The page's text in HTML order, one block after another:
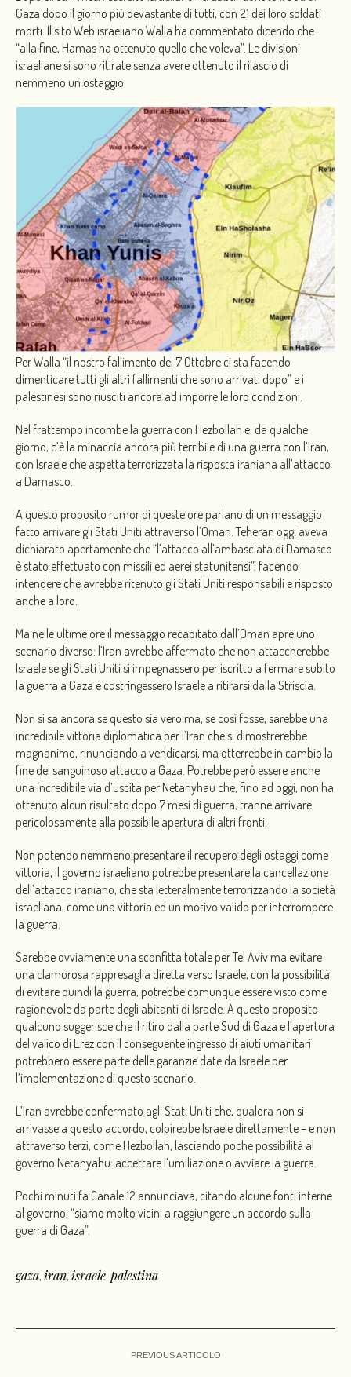
Gaza dopo il giorno più devastante di tutti, con 21 dei loro soldati
morti. Il sito Web israeliano Walla ha commentato dicendo che
“alla fine, Hamas ha ottenuto quello che voleva”. Le divisioni
israeliane si sono ritirate senza avere ottenuto il rilascio di
nemmeno un ostaggio.
Per Walla “il nostro fallimento del 7 Ottobre ci sta facendo
dimenticare tutti gli altri fallimenti che sono arrivati dopo” e i
palestinesi sono riusciti ancora ad imporre le loro condizioni.
Nel frattempo incombe la guerra con Hezbollah e, da qualche
giorno, c’è la minaccia ancora più terribile di una guerra con l’Iran,
con Israele che aspetta terrorizzata la risposta iraniana all’attacco
a Damasco.
A questo proposito rumor di queste ore parlano di un messaggio
fatto arrivare gli Stati Uniti attraverso l’Oman. Teheran oggi aveva
dichiarato apertamente che “l’attacco all’ambasciata di Damasco
è stato effettuato con missili ed aerei statunitensi”, facendo
intendere che avrebbe ritenuto gli Stati Uniti responsabili e risposto
anche a loro.
Ma nelle ultime ore il messaggio recapitato dall’Oman apre uno
scenario diverso: l’Iran avrebbe affermato che non attaccherebbe
Israele se gli Stati Uniti si impegnassero per iscritto a fermare subito
la guerra a Gaza e costringessero Israele a ritirarsi dalla Striscia.
Non si sa ancora se questo sia vero ma, se così fosse, sarebbe una
incredibile vittoria diplomatica per l’Iran che si dimostrerebbe
magnanimo, rinunciando a vendicarsi, ma otterrebbe in cambio la
fine del sanguinoso attacco a Gaza. Potrebbe però essere anche
una incredibile via d’uscita per Netanyhau che, fino ad oggi, non ha
ottenuto alcun risultato dopo 7 mesi di guerra, tranne arrivare
pericolosamente alla possibile apertura di altri fronti.
Non potendo nemmeno presentare il recupero degli ostaggi come
vittoria, il governo israeliano potrebbe presentare la cancellazione
dell’attacco iraniano, che sta letteralmente terrorizzando la società
israeliana, come una vittoria ed un motivo valido per interrompere
la guerra.
Sarebbe ovviamente una sconfitta totale per Tel Aviv ma evitare
una clamorosa rappresaglia diretta verso Israele, con la possibilità
di evitare quindi la guerra, potrebbe comunque essere visto come
ragionevole da parte degli abitanti di Israele. A questo proposito
qualcuno suggerisce che il ritiro dalla parte Sud di Gaza e l’apertura
del valico di Erez con il conseguente ingresso di aiuti umanitari
potrebbero essere parte delle garanzie date da Israele per
l’implementazione di questo scenario.
L’Iran avrebbe confermato agli Stati Uniti che, qualora non si
arrivasse a questo accordo, colpirebbe Israele direttamente – e non
attraverso terzi, come Hezbollah, lasciando poche possibilità al
governo Netanyahu: accettare l’umiliazione o avviare la guerra.
Pochi minuti fa Canale 12 annunciava, citando alcune fonti interne
al governo: “siamo molto vicini a raggiungere un accordo sulla
guerra di Gaza”.
gaza, iran, israele, palestina
PREVIOUS ARTICOLO